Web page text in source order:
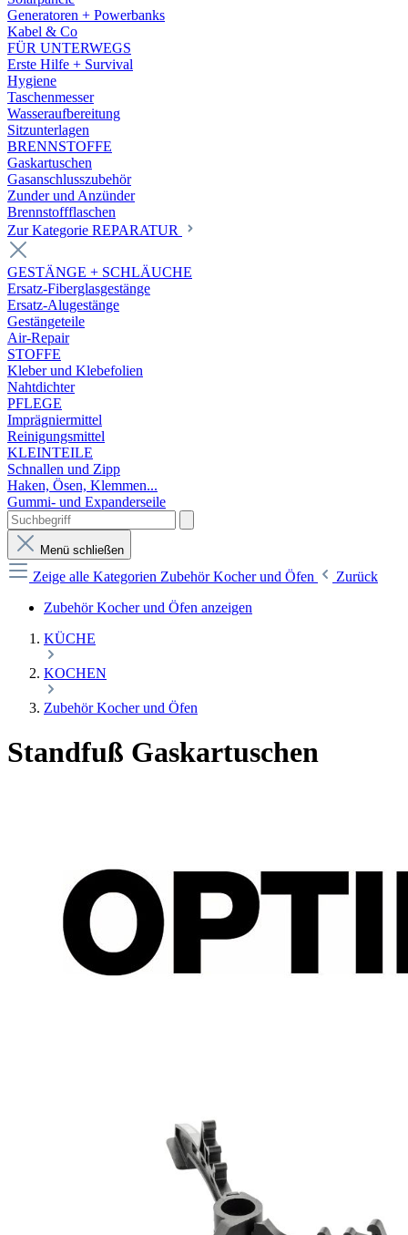
Generatoren + Powerbanks
Kabel & Co
FÜR UNTERWEGS
Erste Hilfe + Survival
Hygiene
Taschenmesser
Wasseraufbereitung
Sitzunterlagen
BRENNSTOFFE
Gaskartuschen
Gasanschlusszubehör
Zunder und Anzünder
Brennstoffflaschen
Zur Kategorie REPARATUR
GESTÄNGE + SCHLÄUCHE
Ersatz-Fiberglasgestänge
Ersatz-Alugestänge
Gestängeteile
Air-Repair
STOFFE
Kleber und Klebefolien
Nahtdichter
PFLEGE
Imprägniermittel
Reinigungsmittel
KLEINTEILE
Schnallen und Zipp
Haken, Ösen, Klemmen...
Gummi- und Expanderseile
Menü schließen
Zeige alle Kategorien Zubehör Kocher und Öfen
Zurück
Zubehör Kocher und Öfen anzeigen
KÜCHE
KOCHEN
Zubehör Kocher und Öfen
Standfuß Gaskartuschen